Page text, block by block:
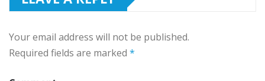
Your email address will not be published.
Required fields are marked *